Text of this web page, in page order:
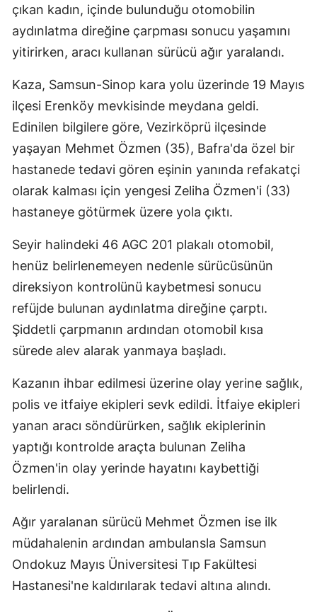
çıkan kadın, içinde bulunduğu otomobilin
aydınlatma direğine çarpması sonucu yaşamını
yitirirken, aracı kullanan sürücü ağır yaralandı.
Kaza, Samsun-Sinop kara yolu üzerinde 19 Mayıs
ilçesi Erenköy mevkisinde meydana geldi.
Edinilen bilgilere göre, Vezirköprü ilçesinde
yaşayan Mehmet Özmen (35), Bafra'da özel bir
hastanede tedavi gören eşinin yanında refakatçi
olarak kalması için yengesi Zeliha Özmen'i (33)
hastaneye götürmek üzere yola çıktı.
Seyir halindeki 46 AGC 201 plakalı otomobil,
henüz belirlenemeyen nedenle sürücüsünün
direksiyon kontrolünü kaybetmesi sonucu
refüjde bulunan aydınlatma direğine çarptı.
Şiddetli çarpmanın ardından otomobil kısa
sürede alev alarak yanmaya başladı.
Kazanın ihbar edilmesi üzerine olay yerine sağlık,
polis ve itfaiye ekipleri sevk edildi. İtfaiye ekipleri
yanan aracı söndürürken, sağlık ekiplerinin
yaptığı kontrolde araçta bulunan Zeliha
Özmen'in olay yerinde hayatını kaybettiği
belirlendi.
Ağır yaralanan sürücü Mehmet Özmen ise ilk
müdahalenin ardından ambulansla Samsun
Ondokuz Mayıs Üniversitesi Tıp Fakültesi
Hastanesi'ne kaldırılarak tedavi altına alındı.